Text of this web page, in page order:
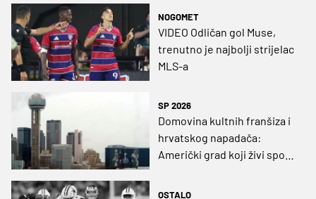
NOGOMET
VIDEO Odličan gol Muse,
trenutno je najbolji strijelac
MLS-a
SP 2026
Domovina kultnih franšiza i
hrvatskog napadača:
Američki grad koji živi sport
OSTALO